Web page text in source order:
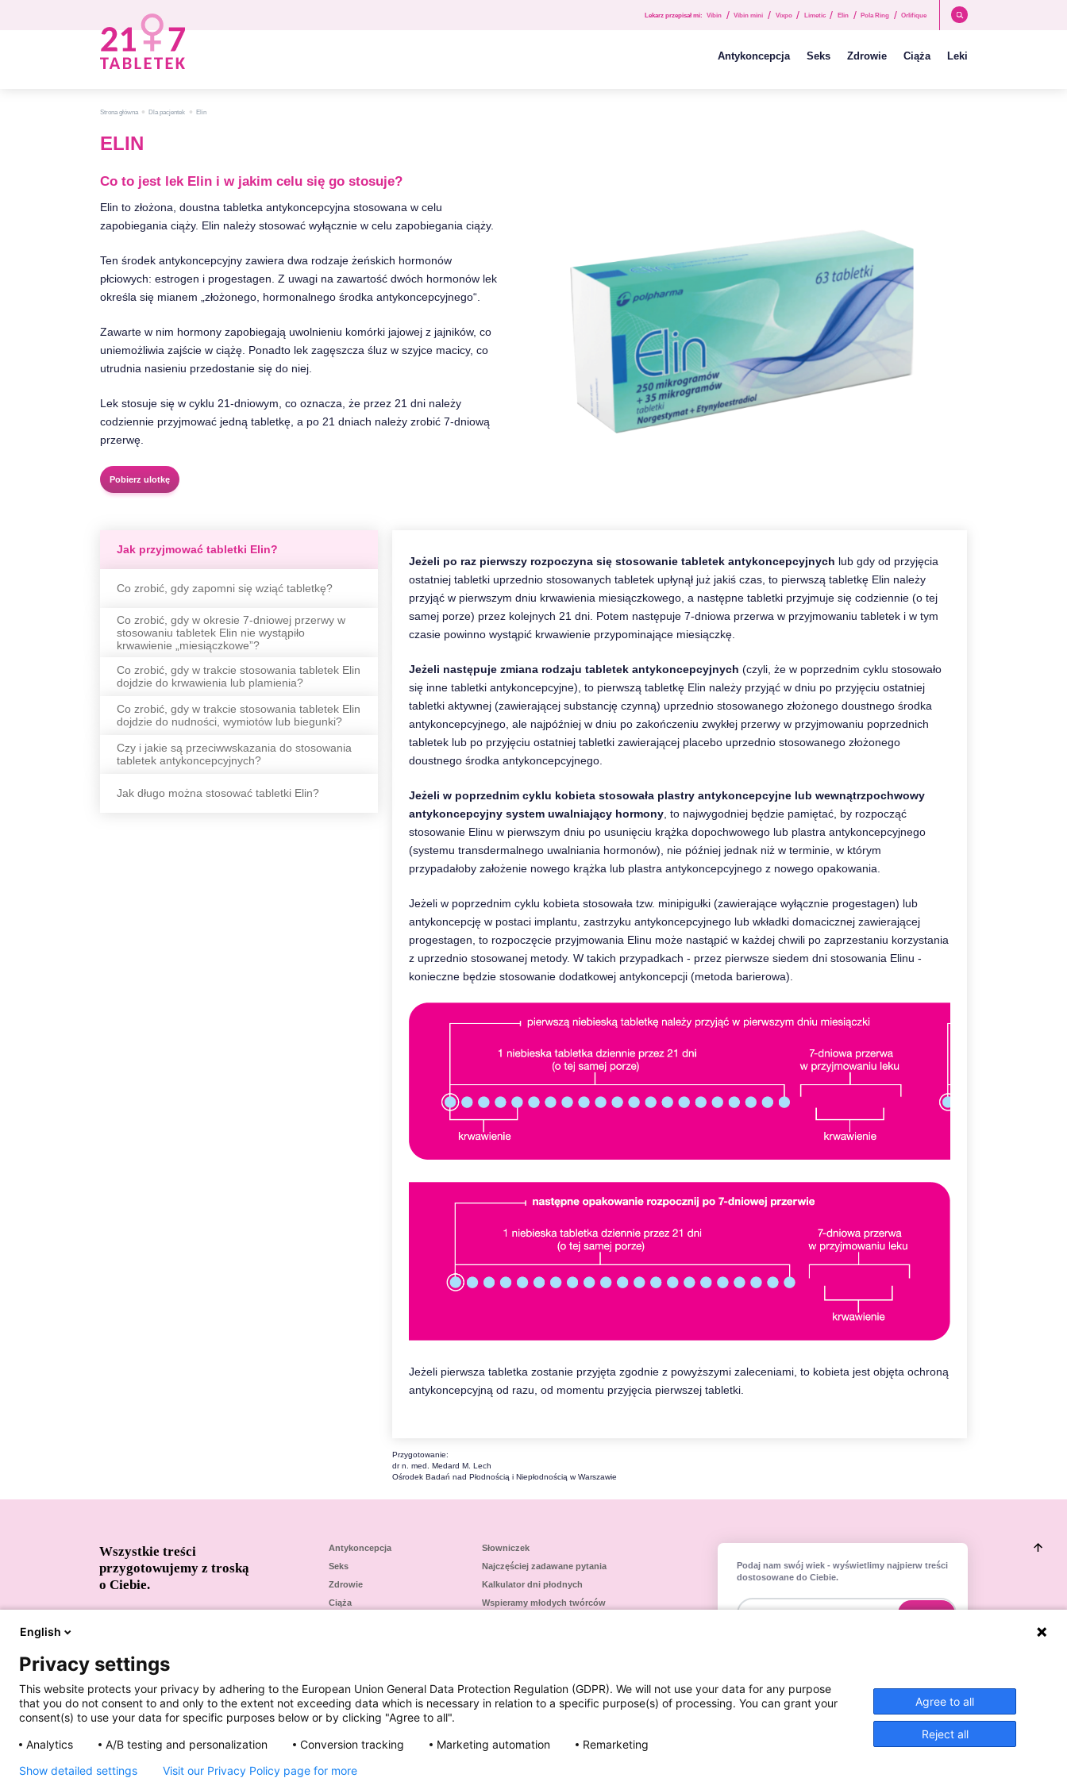
Lekarz przepisał mi: Vibin / Vibin mini / Vixpo / Limetic / Elin / Pola Ring / Orlifique
Antykoncepcja Seks Zdrowie Ciąża Leki
Strona główna • Dla pacjentek • Elin
ELIN
Co to jest lek Elin i w jakim celu się go stosuje?
Elin to złożona, doustna tabletka antykoncepcyjna stosowana w celu
zapobiegania ciąży. Elin należy stosować wyłącznie w celu zapobiegania ciąży.
Ten środek antykoncepcyjny zawiera dwa rodzaje żeńskich hormonów
płciowych: estrogen i progestagen. Z uwagi na zawartość dwóch hormonów lek
określa się mianem „złożonego, hormonalnego środka antykoncepcyjnego“.
Zawarte w nim hormony zapobiegają uwolnieniu komórki jajowej z jajników, co
uniemożliwia zajście w ciążę. Ponadto lek zagęszcza śluz w szyjce macicy, co
utrudnia nasieniu przedostanie się do niej.
Lek stosuje się w cyklu 21-dniowym, co oznacza, że przez 21 dni należy
codziennie przyjmować jedną tabletkę, a po 21 dniach należy zrobić 7-dniową
przerwę.
Pobierz ulotkę
Jak przyjmować tabletki Elin?
Co zrobić, gdy zapomni się wziąć tabletkę?
Co zrobić, gdy w okresie 7-dniowej przerwy w
stosowaniu tabletek Elin nie wystąpiło
krwawienie „miesiączkowe”?
Co zrobić, gdy w trakcie stosowania tabletek Elin
dojdzie do krwawienia lub plamienia?
Co zrobić, gdy w trakcie stosowania tabletek Elin
dojdzie do nudności, wymiotów lub biegunki?
Czy i jakie są przeciwwskazania do stosowania
tabletek antykoncepcyjnych?
Jak długo można stosować tabletki Elin?
Jeżeli po raz pierwszy rozpoczyna się stosowanie tabletek antykoncepcyjnych lub gdy od przyjęcia
ostatniej tabletki uprzednio stosowanych tabletek upłynął już jakiś czas, to pierwszą tabletkę Elin należy
przyjąć w pierwszym dniu krwawienia miesiączkowego, a następne tabletki przyjmuje się codziennie (o tej
samej porze) przez kolejnych 21 dni. Potem następuje 7-dniowa przerwa w przyjmowaniu tabletek i w tym
czasie powinno wystąpić krwawienie przypominające miesiączkę.
Jeżeli następuje zmiana rodzaju tabletek antykoncepcyjnych (czyli, że w poprzednim cyklu stosowało
się inne tabletki antykoncepcyjne), to pierwszą tabletkę Elin należy przyjąć w dniu po przyjęciu ostatniej
tabletki aktywnej (zawierającej substancję czynną) uprzednio stosowanego złożonego doustnego środka
antykoncepcyjnego, ale najpóźniej w dniu po zakończeniu zwykłej przerwy w przyjmowaniu poprzednich
tabletek lub po przyjęciu ostatniej tabletki zawierającej placebo uprzednio stosowanego złożonego
doustnego środka antykoncepcyjnego.
Jeżeli w poprzednim cyklu kobieta stosowała plastry antykoncepcyjne lub wewnątrzpochwowy
antykoncepcyjny system uwalniający hormony, to najwygodniej będzie pamiętać, by rozpocząć
stosowanie Elinu w pierwszym dniu po usunięciu krążka dopochwowego lub plastra antykoncepcyjnego
(systemu transdermalnego uwalniania hormonów), nie później jednak niż w terminie, w którym
przypadałoby założenie nowego krążka lub plastra antykoncepcyjnego z nowego opakowania.
Jeżeli w poprzednim cyklu kobieta stosowała tzw. minipigułki (zawierające wyłącznie progestagen) lub
antykoncepcję w postaci implantu, zastrzyku antykoncepcyjnego lub wkładki domacicznej zawierającej
progestagen, to rozpoczęcie przyjmowania Elinu może nastąpić w każdej chwili po zaprzestaniu korzystania
z uprzednio stosowanej metody. W takich przypadkach - przez pierwsze siedem dni stosowania Elinu -
konieczne będzie stosowanie dodatkowej antykoncepcji (metoda barierowa).
Jeżeli pierwsza tabletka zostanie przyjęta zgodnie z powyższymi zaleceniami, to kobieta jest objęta ochroną
antykoncepcyjną od razu, od momentu przyjęcia pierwszej tabletki.
Przygotowanie:
dr n. med. Medard M. Lech
Ośrodek Badań nad Płodnością i Niepłodnością w Warszawie
Wszystkie treści
przygotowujemy z troską
o Ciebie.
dr n. med. Monika Łukasiewicz, specjalista
ginekolog-położnik, specjalista
endokrynologii ginekologicznej i
rozrodczości, seksuolog
Antykoncepcja
Seks
Zdrowie
Ciąża
Słowniczek
Najczęściej zadawane pytania
Kalkulator dni płodnych
Wspieramy młodych twórców
Podaj nam swój wiek - wyświetlimy najpierw treści
dostosowane do Ciebie.
O firmie
English
Privacy settings
This website protects your privacy by adhering to the European Union General Data Protection Regulation (GDPR). We will not use your data for any purpose
that you do not consent to and only to the extent not exceeding data which is necessary in relation to a specific purpose(s) of processing. You can grant your
consent(s) to use your data for specific purposes below or by clicking "Agree to all".
Analytics
A/B testing and personalization Conversion tracking Marketing automation Remarketing
Agree to all
Reject all
Show detailed settings Visit our Privacy Policy page for more